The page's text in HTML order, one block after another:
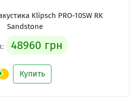
Klipsch PRO-10SW RK
Sandstone
48960 грн
Купить